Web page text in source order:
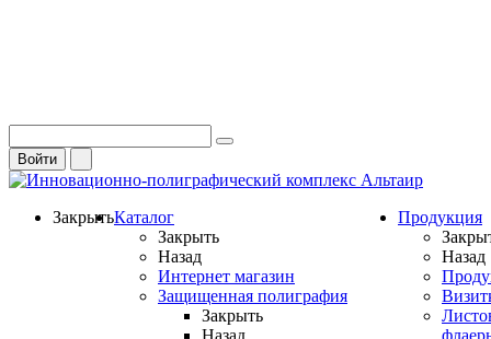
Войти
ЗакрытьКаталог
Закрыть
Назад
Интернет магазин
Защищенная полиграфия
Закрыть
Назад
Продукция
Назад